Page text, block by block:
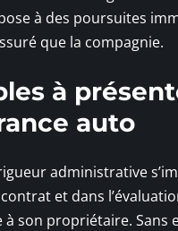
à des poursuites
que la compagnie.
à
auto
administrative
et dans
son propriétaire. Sans